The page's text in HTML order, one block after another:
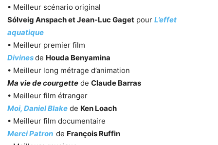
• Meilleur scénario original
Sólveig Anspach et Jean-Luc Gaget pour L’effet
aquatique
• Meilleur premier film
Divinesde Houda Benyamina
• Meilleur long métrage d’animation
Ma vie de courgette de Claude Barras
• Meilleur film étranger
Moi, Daniel Blake de Ken Loach
• Meilleur film documentaire
Merci Patron de François Ruffin